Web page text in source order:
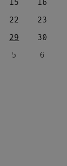
15
16
22
23
29
30
5 6